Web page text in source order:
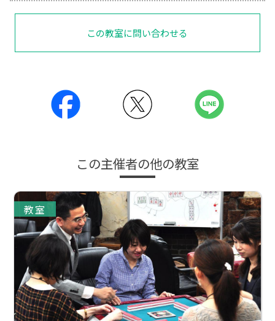
この教室に問い合わせる
この主催者の他の教室
教室